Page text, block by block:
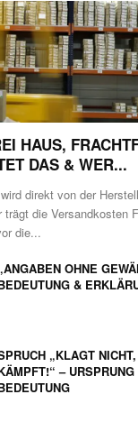
HAUS,
DAS & WER...
direkt von der
die Versandkosten
die...
OHNE
&
„KLAGT NICHT,
– URSPRUNG